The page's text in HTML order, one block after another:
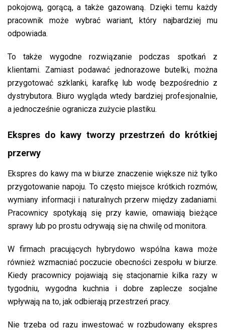
pokojową, gorącą, a także gazowaną. Dzięki temu każdy
pracownik może wybrać wariant, który najbardziej mu
odpowiada.
To także wygodne rozwiązanie podczas spotkań z
klientami. Zamiast podawać jednorazowe butelki, można
przygotować szklanki, karafkę lub wodę bezpośrednio z
dystrybutora. Biuro wygląda wtedy bardziej profesjonalnie,
a jednocześnie ogranicza zużycie plastiku.
Ekspres do kawy tworzy przestrzeń do krótkiej
przerwy
Ekspres do kawy ma w biurze znaczenie większe niż tylko
przygotowanie napoju. To często miejsce krótkich rozmów,
wymiany informacji i naturalnych przerw między zadaniami.
Pracownicy spotykają się przy kawie, omawiają bieżące
sprawy lub po prostu odrywają się na chwilę od monitora.
W firmach pracujących hybrydowo wspólna kawa może
również wzmacniać poczucie obecności zespołu w biurze.
Kiedy pracownicy pojawiają się stacjonarnie kilka razy w
tygodniu, wygodna kuchnia i dobre zaplecze socjalne
wpływają na to, jak odbierają przestrzeń pracy.
Nie trzeba od razu inwestować w rozbudowany ekspres